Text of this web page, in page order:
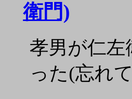
衛門)
孝男が仁
った(忘れ